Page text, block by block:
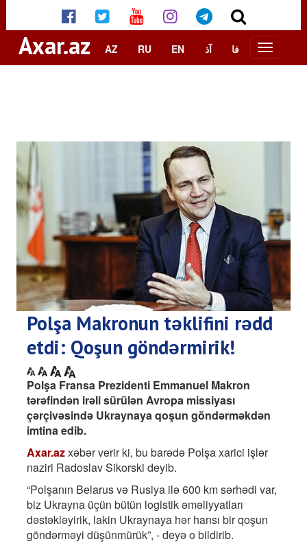
Axar.az AZ RU EN آذ فا
Polşa Makronun təklifini rədd
etdi: Qoşun göndərmirik!
Polşa Fransa Prezidenti Emmanuel Makron
tərəfindən irəli sürülən Avropa missiyası
çərçivəsində Ukraynaya qoşun göndərməkdən
imtina edib.
Axar.azxəbər verir ki, bu barədə Polşa xarici işlər
naziri Radoslav Sikorski deyib.
“Polşanın Belarus və Rusiya ilə 600 km sərhədi var,
biz Ukrayna üçün bütün logistik əməliyyatları
dəstəkləyirik, lakin Ukraynaya hər hansı bir qoşun
göndərməyi düşünmürük”, - deyə o bildirib.